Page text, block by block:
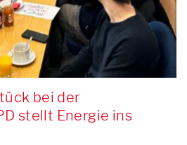
bei der
stellt Energie ins